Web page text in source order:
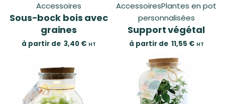
Accessoires
Sous-bock bois avec
graines
à partir de 3,40 € HT
AccessoiresPlantes en pot
personnalisées
Support végétal
à partir de 11,55 € HT